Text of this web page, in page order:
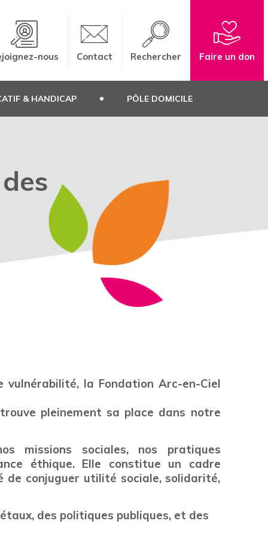
nous Contact Rechercher Faire un don
& HANDICAP PÔLE DOMICILE
vulnérabilité, la Fondation Arc-en-Ciel
pleinement sa place dans notre
missions sociales, nos pratiques
éthique. Elle constitue un cadre
conjuguer utilité sociale, solidarité,
des politiques publiques, et des